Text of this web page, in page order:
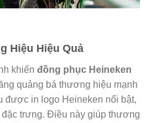
Hiệu Hiệu Quả
khiến đồng phục Heineken
quảng bá thương hiệu mạnh
được in logo Heineken nổi bật,
trưng. Điều này giúp thương